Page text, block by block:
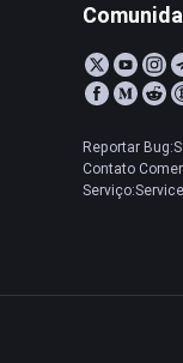
Reportar
Contato